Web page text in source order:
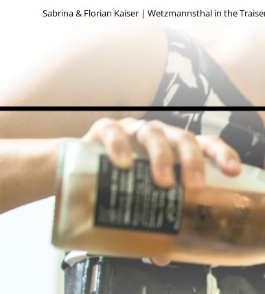
Sabrina & Florian Kaiser | Wetzmannsthal in the